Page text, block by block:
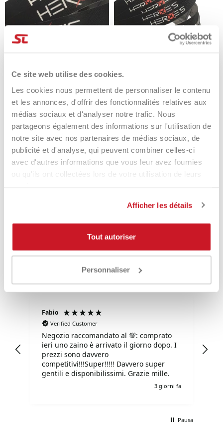
Ce site web utilise des cookies.
Les cookies nous permettent de personnaliser le contenu
et les annonces, d'offrir des fonctionnalités relatives aux
médias sociaux et d'analyser notre trafic. Nous
partageons également des informations sur l'utilisation de
notre site avec nos partenaires de médias sociaux, de
publicité et d'analyse, qui peuvent combiner celles-ci
avec d'autres informations que vous leur avez fournies
Afficher les détails
Tout autoriser
Personnaliser
Copritesta Racchetta Padel
Heroe’s
10,00 €
Copritesta Racchetta Beach
Tennis Heroe's
10,00 €
Eccezionale
4,85
Valutazioni
Fabio
Verified Customer
Negozio raccomandato al 💯: comprato
ieri uno zaino è arrivato il giorno dopo. I
prezzi sono davvero
competitivi!!!Super!!!!! Davvero super
gentili e disponibilissimi. Grazie mille.
3 giorni fa
Pausa